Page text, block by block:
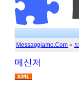
Messaggiamo.Com »
메신저